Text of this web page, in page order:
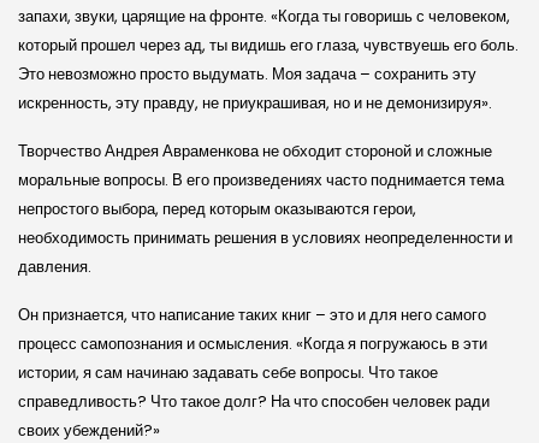
запахи, звуки, царящие на фронте. «Когда ты говоришь с человеком,
который прошел через ад, ты видишь его глаза, чувствуешь его боль.
Это невозможно просто выдумать. Моя задача – сохранить эту
искренность, эту правду, не приукрашивая, но и не демонизируя».
Творчество Андрея Авраменкова не обходит стороной и сложные
моральные вопросы. В его произведениях часто поднимается тема
непростого выбора, перед которым оказываются герои,
необходимость принимать решения в условиях неопределенности и
давления.
Он признается, что написание таких книг – это и для него самого
процесс самопознания и осмысления. «Когда я погружаюсь в эти
истории, я сам начинаю задавать себе вопросы. Что такое
справедливость? Что такое долг? На что способен человек ради
своих убеждений?»